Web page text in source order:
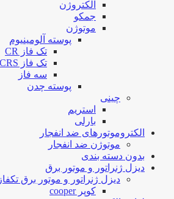
الکتروژن
جمکو
موتوژن
پوسته آلومینیوم
تک فاز CR
تک فاز CRS یا کلاچ دار
سه فاز
پوسته چدن
چینی
استریم
بارلی
الکتروموتورهای ضد انفجار
موتوژن ضد انفجار
بدون دسته بندی
دیزل ژنراتور و موتور برق
دیزل ژنراتور و موتور برق تکفاز
کوپر cooper